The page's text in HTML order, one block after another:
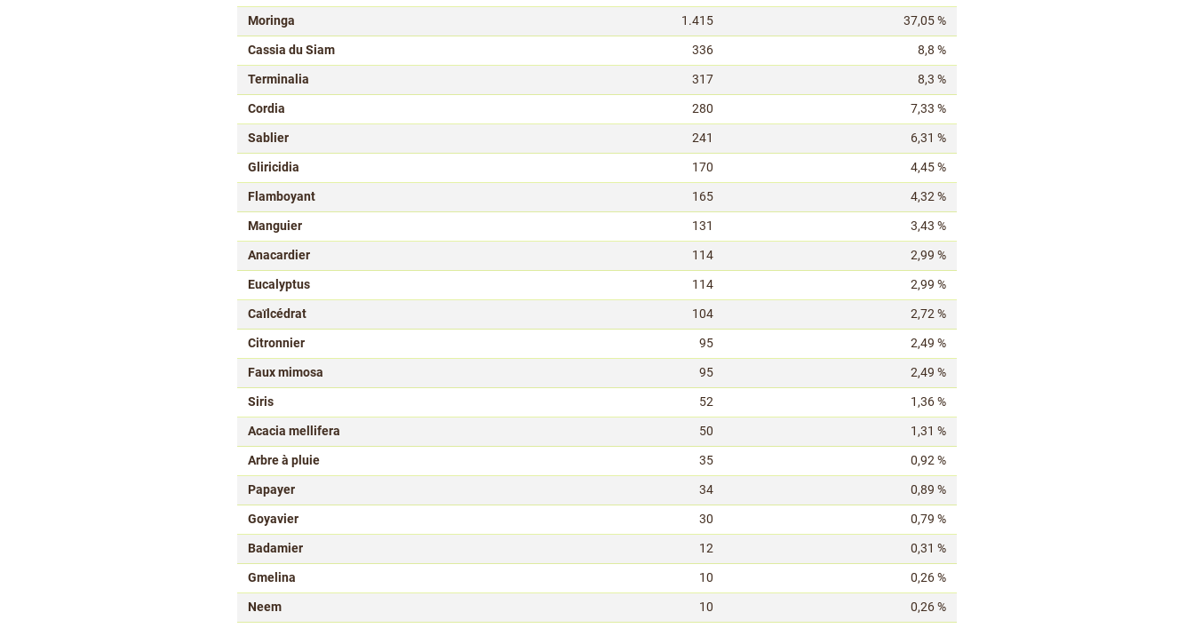
Moringa
1.415
37,05 %
Cassia du Siam
336
8,8 %
Terminalia
317
8,3 %
Cordia
280
7,33 %
Sablier
241
6,31 %
Gliricidia
170
4,45 %
Flamboyant
165
4,32 %
Manguier
131
3,43 %
Anacardier
114
2,99 %
Eucalyptus
114
2,99 %
Caïlcédrat
104
2,72 %
Citronnier
95
2,49 %
Faux mimosa
95
2,49 %
Siris
52
1,36 %
Acacia mellifera
50
1,31 %
Arbre à pluie
35
0,92 %
Papayer
34
0,89 %
Goyavier
30
0,79 %
Badamier
12
0,31 %
Gmelina
10
0,26 %
Neem
10 0,26 %